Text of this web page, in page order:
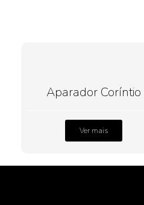
Aparador Coríntio
Ver mais